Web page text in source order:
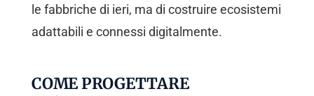
le fabbriche di ieri, ma di costruire ecosistemi
adattabili e connessi digitalmente.
COME PROGETTARE